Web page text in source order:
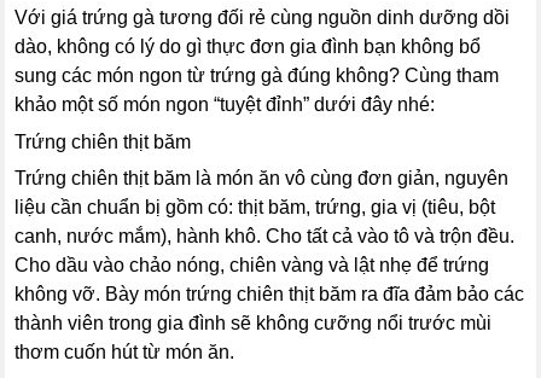
Với giá trứng gà tương đối rẻ cùng nguồn dinh dưỡng dồi
dào, không có lý do gì thực đơn gia đình bạn không bổ
sung các món ngon từ trứng gà đúng không? Cùng tham
khảo một số món ngon “tuyệt đỉnh” dưới đây nhé:
Trứng chiên thịt băm
Trứng chiên thịt băm là món ăn vô cùng đơn giản, nguyên
liệu cần chuẩn bị gồm có: thịt băm, trứng, gia vị (tiêu, bột
canh, nước mắm), hành khô. Cho tất cả vào tô và trộn đều.
Cho dầu vào chảo nóng, chiên vàng và lật nhẹ để trứng
không vỡ. Bày món trứng chiên thịt băm ra đĩa đảm bảo các
thành viên trong gia đình sẽ không cưỡng nổi trước mùi
thơm cuốn hút từ món ăn.